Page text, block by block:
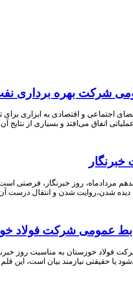
شرکت بهره برداری نفت
اجتماعی و اقتصادی به ابزاری
اتفاق می‌افتد و بسیاری از
مردادماه، روز خبرنگار، فرصتی است
دیده شدن،روایت شدن و انتقال درست
عمومی شرکت فولاد
فولاد خوزستان به مناسبت روز
یا حقیقتی نیازمند بیان است، این